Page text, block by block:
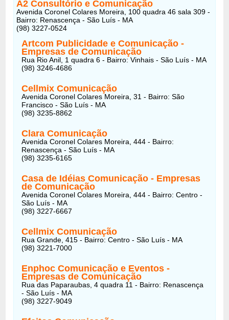
A2 Consultório e Comunicação
Avenida Coronel Colares Moreira, 100 quadra 46 sala 309 -
Bairro: Renascença - São Luís - MA
(98) 3227-0524
Artcom Publicidade e Comunicação -
Empresas de Comunicação
Rua Rio Anil, 1 quadra 6 - Bairro: Vinhais - São Luís - MA
(98) 3246-4686
Cellmix Comunicação
Avenida Coronel Colares Moreira, 31 - Bairro: São
Francisco - São Luís - MA
(98) 3235-8862
Clara Comunicação
Avenida Coronel Colares Moreira, 444 - Bairro:
Renascença - São Luís - MA
(98) 3235-6165
Casa de Idéias Comunicação - Empresas
de Comunicação
Avenida Coronel Colares Moreira, 444 - Bairro: Centro -
São Luís - MA
(98) 3227-6667
Cellmix Comunicação
Rua Grande, 415 - Bairro: Centro - São Luís - MA
(98) 3221-7000
Enphoc Comunicação e Eventos -
Empresas de Comunicação
Rua das Paparaubas, 4 quadra 11 - Bairro: Renascença
- São Luís - MA
(98) 3227-9049